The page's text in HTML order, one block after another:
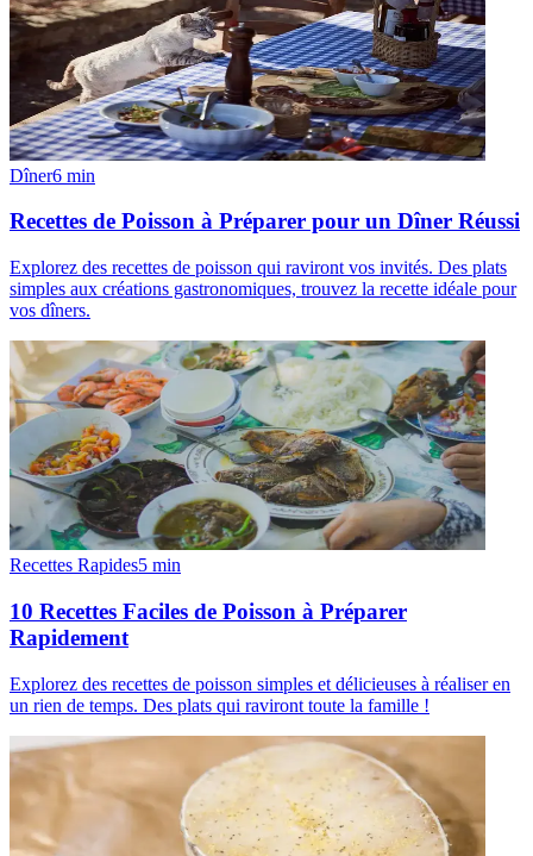
Dîner6 min
Recettes de Poisson à Préparer pour un Dîner Réussi
Explorez des recettes de poisson qui raviront vos invités. Des plats
simples aux créations gastronomiques, trouvez la recette idéale pour
vos dîners.
Recettes Rapides5 min
10 Recettes Faciles de Poisson à Préparer
Rapidement
Explorez des recettes de poisson simples et délicieuses à réaliser en
un rien de temps. Des plats qui raviront toute la famille !